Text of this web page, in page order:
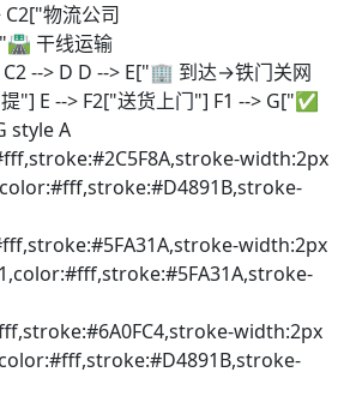
物流公司
干线运输
C2 --> D D --> E["🏢 到达→铁门关网
"] E --> F2["送货上门"] F1 --> G["✅
style A
width:2px
width:2px
width:2px